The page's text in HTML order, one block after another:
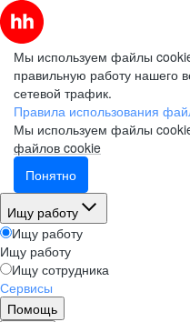
Мы используем файлы
правильную работу нашего
сетевой трафик.
Правила использования
Мы используем файлы
файлов cookie
Понятно
Ищу работу
Ищу работу
Ищу работу
Ищу сотрудника
Сервисы
Помощь